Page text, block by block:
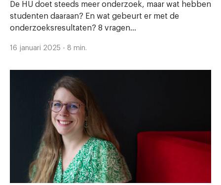
De HU doet steeds meer onderzoek, maar wat hebben
studenten daaraan? En wat gebeurt er met de
onderzoeksresultaten? 8 vragen...
16 januari 2025 - 8 min.